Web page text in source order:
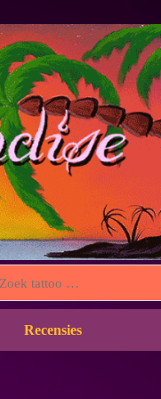
Recensies